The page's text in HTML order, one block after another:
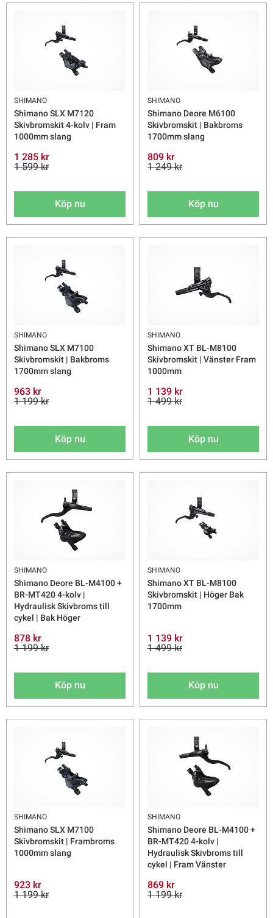
SHIMANO
Shimano SLX M7120
Skivbromskit 4-kolv | Fram
1000mm slang
1 285 kr
1 599 kr
Köp nu
SHIMANO
Shimano Deore M6100
Skivbromskit | Bakbroms
1700mm slang
809 kr
1 249 kr
Köp nu
SHIMANO
Shimano SLX M7100
Skivbromskit | Bakbroms
1700mm slang
963 kr
1 199 kr
Köp nu
SHIMANO
Shimano XT BL-M8100
Skivbromskit | Vänster Fram
1000mm
1 139 kr
1 499 kr
Köp nu
SHIMANO
Shimano Deore BL-M4100 +
BR-MT420 4-kolv |
Hydraulisk Skivbroms till
cykel | Bak Höger
878 kr
1 199 kr
Köp nu
SHIMANO
Shimano XT BL-M8100
Skivbromskit | Höger Bak
1700mm
1 139 kr
1 499 kr
Köp nu
SHIMANO
Shimano SLX M7100
Skivbromskit | Frambroms
1000mm slang
923 kr
1 199 kr
SHIMANO
Shimano Deore BL-M4100 +
BR-MT420 4-kolv |
Hydraulisk Skivbroms till
cykel | Fram Vänster
869 kr
1 199 kr